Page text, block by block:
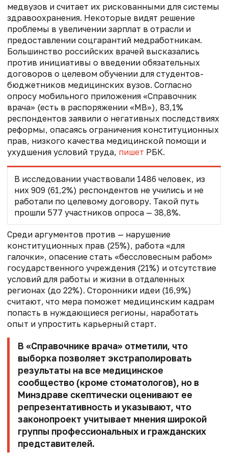
медвузов и считает их рискованными для системы
здравоохранения. Некоторые видят решение
проблемы в увеличении зарплат в отрасли и
предоставлении соцгарантий медработникам.
Большинство российских врачей высказались
против инициативы о введении обязательных
договоров о целевом обучении для студентов-
бюджетников медицинских вузов. Согласно
опросу мобильного приложения «Справочник
врача» (есть в распоряжении «МВ»), 83,1%
респондентов заявили о негативных последствиях
реформы, опасаясь ограничения конституционных
прав, низкого качества медицинской помощи и
ухудшения условий труда, пишет РБК.
В исследовании участвовали 1486 человек, из
них 909 (61,2%) респондентов не учились и не
работали по целевому договору. Такой путь
прошли 577 участников опроса — 38,8%.
Среди аргументов против — нарушение
конституционных прав (25%), работа «для
галочки», опасение стать «бессловесным рабом»
государственного учреждения (21%) и отсутствие
условий для работы и жизни в отдаленных
регионах (до 22%). Сторонники идеи (16,9%)
считают, что мера поможет медицинским кадрам
попасть в нуждающиеся регионы, наработать
опыт и упростить карьерный старт.
В «Справочнике врача» отметили, что
выборка позволяет экстраполировать
результаты на все медицинское
сообщество (кроме стоматологов), но в
Минздраве скептически оценивают ее
репрезентативность и указывают, что
законопроект учитывает мнения широкой
группы профессиональных и гражданских
представителей.